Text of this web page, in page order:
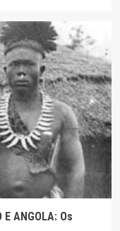
E ANGOLA: Os